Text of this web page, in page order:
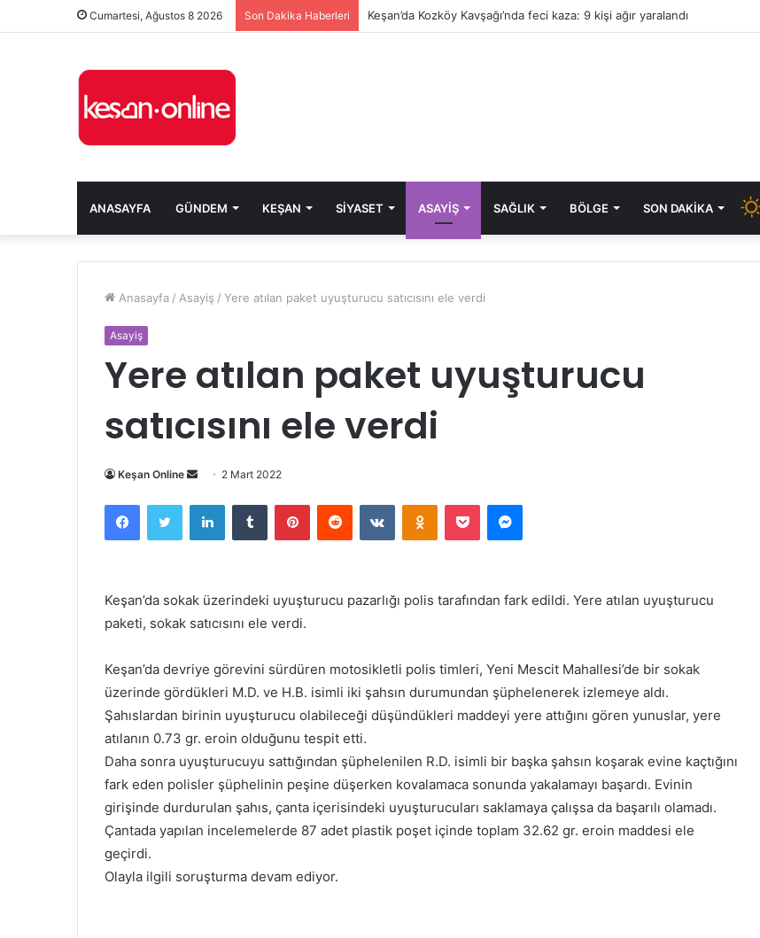
Cumartesi, Ağustos 8 2026 Son Dakika Haberleri Keşan’da Kozköy Kavşağı’nda feci kaza: 9 kişi ağır yaralandı
ANASAYFA GÜNDEM KEŞAN SIYASET ASAYIŞ SAĞLIK BÖLGE SON DAKIKA
Anasayfa / Asayiş / Yere atılan paket uyuşturucu satıcısını ele verdi
Asayiş
Yere atılan paket uyuşturucu
satıcısını ele verdi
Keşan Online
Bir
posta
göndermek
2 Mart 2022
FacebookTwitter LinkedInTumblr PinterestReddit VKontakteOdnoklassniki
Pocket Messenger
Keşan’da sokak üzerindeki uyuşturucu pazarlığı polis tarafından fark edildi. Yere atılan uyuşturucu
paketi, sokak satıcısını ele verdi.
Keşan’da devriye görevini sürdüren motosikletli polis timleri, Yeni Mescit Mahallesi’de bir sokak
üzerinde gördükleri M.D. ve H.B. isimli iki şahsın durumundan şüphelenerek izlemeye aldı.
Şahıslardan birinin uyuşturucu olabileceği düşündükleri maddeyi yere attığını gören yunuslar, yere
atılanın 0.73 gr. eroin olduğunu tespit etti.
Daha sonra uyuşturucuyu sattığından şüphelenilen R.D. isimli bir başka şahsın koşarak evine kaçtığını
fark eden polisler şüphelinin peşine düşerken kovalamaca sonunda yakalamayı başardı. Evinin
girişinde durdurulan şahıs, çanta içerisindeki uyuşturucuları saklamaya çalışsa da başarılı olamadı.
Çantada yapılan incelemelerde 87 adet plastik poşet içinde toplam 32.62 gr. eroin maddesi ele
geçirdi.
Olayla ilgili soruşturma devam ediyor.